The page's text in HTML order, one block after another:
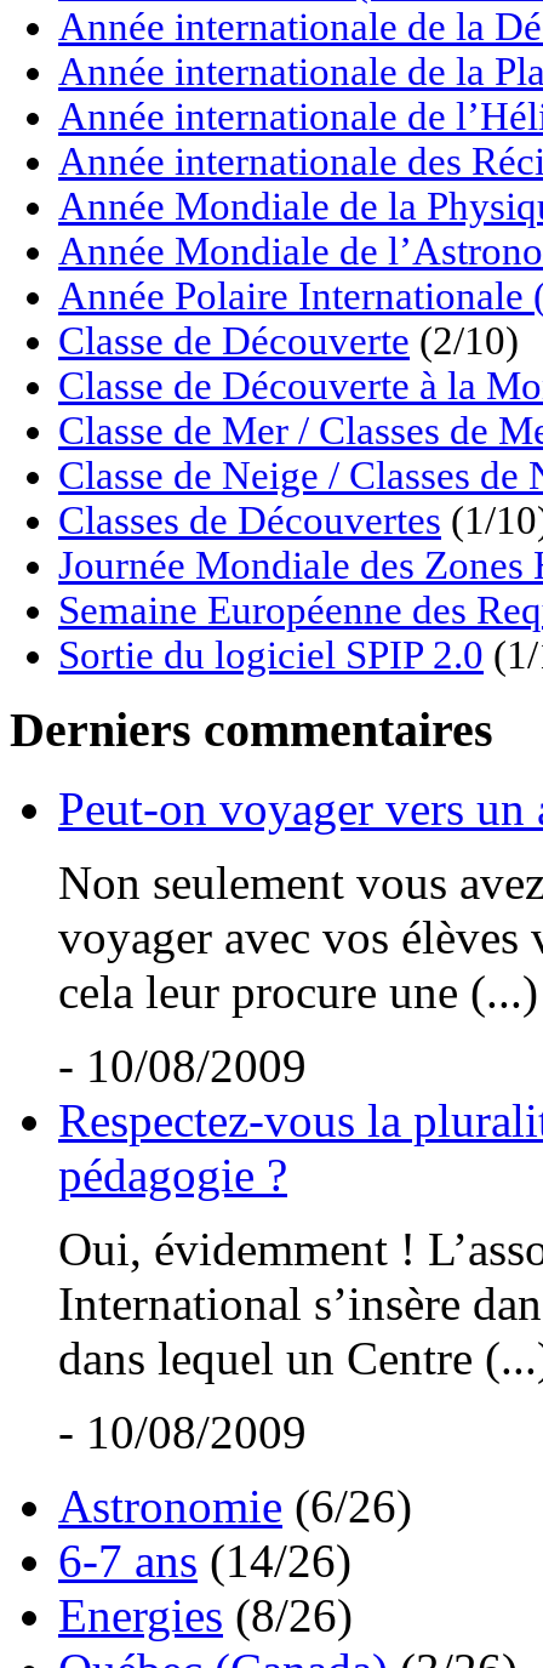
Année internationale de la
Année internationale de la
Année internationale de
Année internationale des
Année Mondiale de la
Année Mondiale de
Année Polaire Internationale
Classe de Découverte (2/10)
Classe de Découverte à la
Classe de Mer / Classes de
Classe de Neige / Classes de
Classes de Découvertes (1/
Journée Mondiale des
Semaine Européenne des
Sortie du logiciel SPIP 2.0
Derniers commentaires
Peut-on voyager vers un
Non seulement vous
voyager avec vos élèves
cela leur procure une (...)
- 10/08/2009
Respectez-vous la
pédagogie ?
Oui, évidemment !
International s’insère
dans lequel un Centre
- 10/08/2009
Astronomie (6/26)
6-7 ans (14/26)
Energies (8/26)